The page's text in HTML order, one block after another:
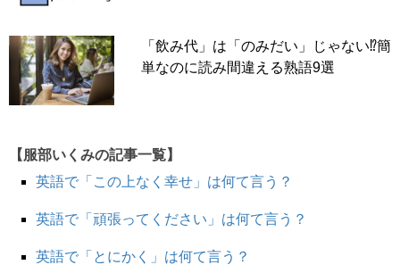
foreign= 外国の
tourist(s) = 観光客、旅行者
京都にはたくさんの外国人観光客がいます。
Why is the market so crowded today?
It’s probably because of theforeign tourists
「飲み代」は「のみだい」じゃない⁉簡
単なのに読み間違える熟語9選
【服部いくみの記事一覧】
英語で「この上なく幸せ」は何て言う？
英語で「頑張ってください」は何て言う？
英語で「とにかく」は何て言う？